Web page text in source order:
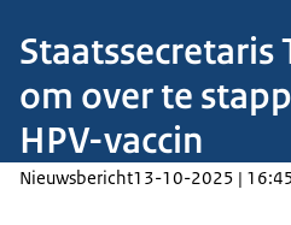
Staatssecretaris
om over te
HPV-vaccin
Nieuwsbericht13-10-2025 |